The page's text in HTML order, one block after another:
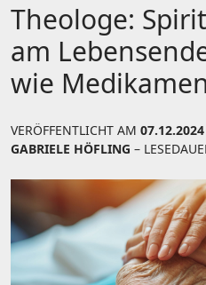
Theologe:
am
wie
VERÖFFENTLICHT AM
GABRIELE HÖFLING –